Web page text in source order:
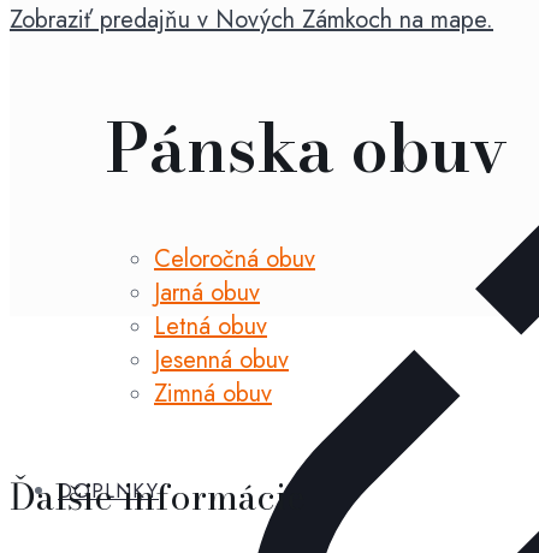
Pánska obuv
Celoročná obuv
Jarná obuv
Letná obuv
Jesenná obuv
Zimná obuv
DOPLNKY
Zobraziť predajňu v Nových Zámkoch na mape.
Ďalšie informácie